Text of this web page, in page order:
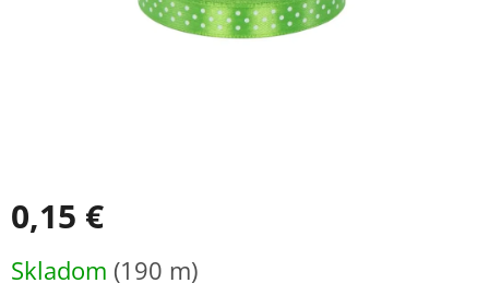
0,15 €
cena:
Skladom (190 m)